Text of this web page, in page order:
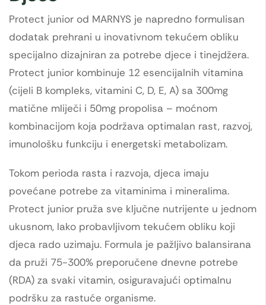
Protect junior od MARNYS je napredno formulisan
dodatak prehrani u inovativnom tekućem obliku
specijalno dizajniran za potrebe djece i tinejdžera.
Protect junior kombinuje 12 esencijalnih vitamina
(cijeli B kompleks, vitamini C, D, E, A) sa 300mg
matične mliječi i 50mg propolisa – moćnom
kombinacijom koja podržava optimalan rast, razvoj,
imunološku funkciju i energetski metabolizam.
Tokom perioda rasta i razvoja, djeca imaju
povećane potrebe za vitaminima i mineralima.
Protect junior pruža sve ključne nutrijente u jednom
ukusnom, lako probavljivom tekućem obliku koji
djeca rado uzimaju. Formula je pažljivo balansirana
da pruži 75-300% preporučene dnevne potrebe
(RDA) za svaki vitamin, osiguravajući optimalnu
podršku za rastuće organisme.